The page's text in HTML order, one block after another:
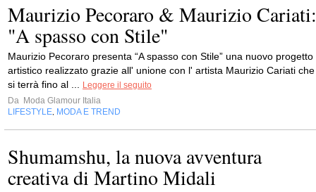
Maurizio Pecoraro & Maurizio Cariati:
"A spasso con Stile"
Maurizio Pecoraro presenta “A spasso con Stile” una nuovo progetto
artistico realizzato grazie all' unione con l' artista Maurizio Cariati che
si terrà fino al ... Leggere il seguito
Da Moda Glamour Italia
LIFESTYLE, MODA E TREND
Shumamshu, la nuova avventura
creativa di Martino Midali